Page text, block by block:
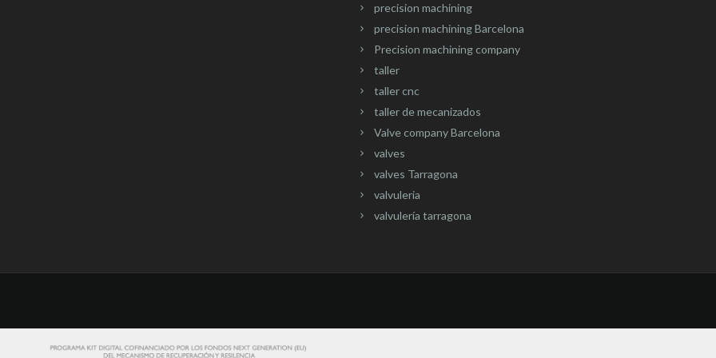
precision machining
precision machining Barcelona
Precision machining company
taller
taller cnc
taller de mecanizados
Valve company Barcelona
valves
valves Tarragona
valvuleria
valvulería tarragona